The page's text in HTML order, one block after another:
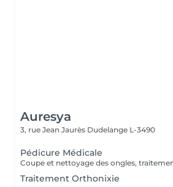
Auresya
3, rue Jean Jaurès Dudelange L-3490
Pédicure Médicale
Coupe et nettoyage des ongles,
Traitement Orthonixie